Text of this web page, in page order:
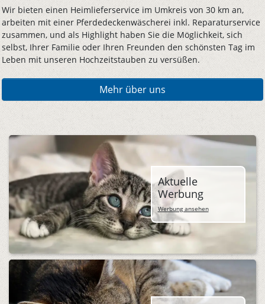
Wir bieten einen Heimlieferservice im Umkreis von 30 km an,
arbeiten mit einer Pferdedeckenwäscherei inkl. Reparaturservice
zusammen, und als Highlight haben Sie die Möglichkeit, sich
selbst, Ihrer Familie oder Ihren Freunden den schönsten Tag im
Leben mit unseren Hochzeitstauben zu versüßen.
Mehr über uns
Aktuelle
Werbung
Werbung ansehen